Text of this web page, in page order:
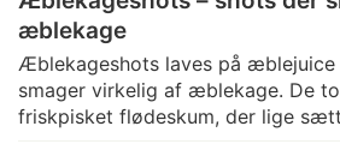
æblekage
Æblekageshots laves på æblejuice
smager virkelig af æblekage. De
friskpisket flødeskum, der lige